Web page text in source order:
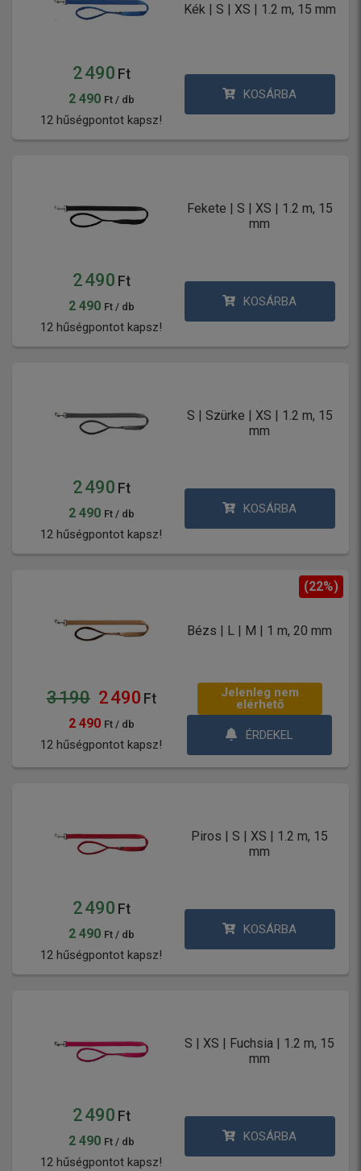
Kék | S | XS | 1.2 m, 15 mm
2 490 Ft
2 490 Ft / db
12 hűségpontot kapsz!
KOSÁRBA
Fekete | S | XS | 1.2 m, 15
mm
2 490 Ft
2 490 Ft / db
12 hűségpontot kapsz!
KOSÁRBA
S | Szürke | XS | 1.2 m, 15
mm
2 490 Ft
2 490 Ft / db
12 hűségpontot kapsz!
KOSÁRBA
Bézs | L | M | 1 m, 20 mm
(22%)
3 190 2 490 Ft
2 490 Ft / db
12 hűségpontot kapsz!
Jelenleg nem
elérhető
ÉRDEKEL
Piros | S | XS | 1.2 m, 15
mm
2 490 Ft
2 490 Ft / db
12 hűségpontot kapsz!
KOSÁRBA
S | XS | Fuchsia | 1.2 m, 15
mm
2 490 Ft
2 490 Ft / db
12 hűségpontot kapsz!
KOSÁRBA